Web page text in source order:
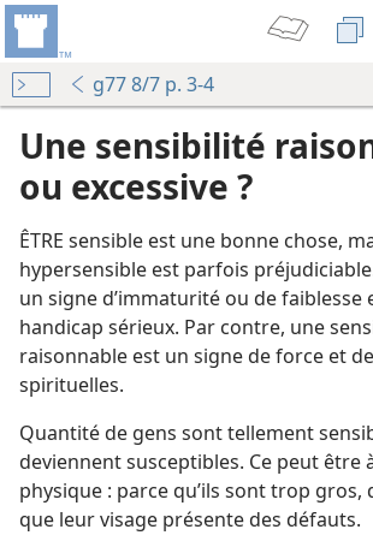
g77 8/7 p. 3-4
sensible ?
La Tour de Garde annonce le Royaume de Jéhovah 1975
?
La Tour de Garde annonce le Royaume de Jéhovah 1972
Une sensibilité
ou excessive ?
ÊTRE sensible est une bonne chose,
hypersensible est parfois
un signe d’immaturité ou de faiblesse
handicap sérieux. Par contre, une
raisonnable est un signe de force et
spirituelles.
Quantité de gens sont tellement
deviennent susceptibles. Ce peut être
physique : parce qu’ils sont trop gros,
que leur visage présente des défauts.